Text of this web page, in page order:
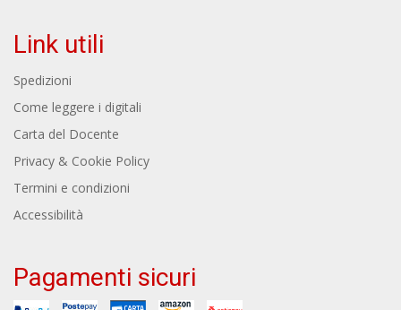
Link utili
Spedizioni
Come leggere i digitali
Carta del Docente
Privacy & Cookie Policy
Termini e condizioni
Accessibilità
Pagamenti sicuri